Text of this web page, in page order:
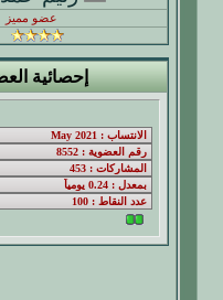
عضو مميز
إحصائية